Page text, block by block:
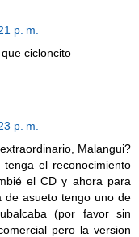
p. m.
cicloncito
p. m.
Malangui?
el reconocimiento
el CD y ahora para
de asueto tengo uno de
(por favor sin
pero la version